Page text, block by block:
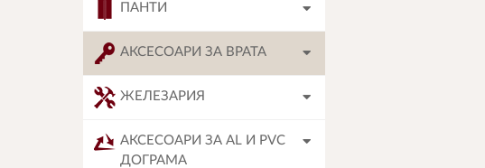
ПАНТИ
АКСЕСОАРИ ЗА ВРАТА
ЖЕЛЕЗАРИЯ
АКСЕСОАРИ ЗА AL И PVC
ДОГРАМА